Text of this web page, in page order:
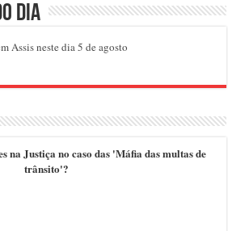
dia
Assis neste dia 5 de agosto
na Justiça no caso das 'Máfia das multas de
trânsito'?